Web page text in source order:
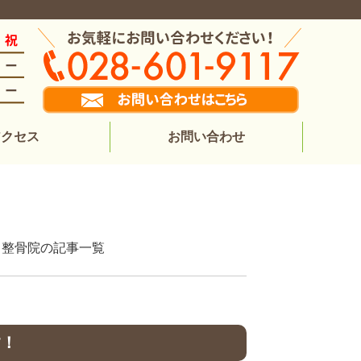
セス お問い合わせ
骨院の記事一覧